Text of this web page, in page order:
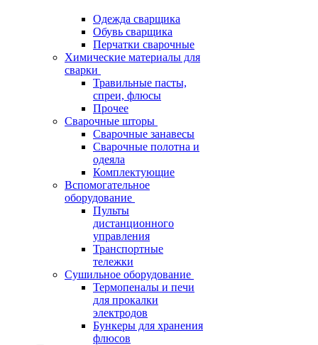
Одежда сварщика
Обувь сварщика
Перчатки сварочные
Химические материалы для
сварки
Травильные пасты,
спреи, флюсы
Прочее
Сварочные шторы
Сварочные занавесы
Сварочные полотна и
одеяла
Комплектующие
Вспомогательное
оборудование
Пульты
дистанционного
управления
Транспортные
тележки
Сушильное оборудование
Термопеналы и печи
для прокалки
электродов
Бункеры для хранения
флюсов